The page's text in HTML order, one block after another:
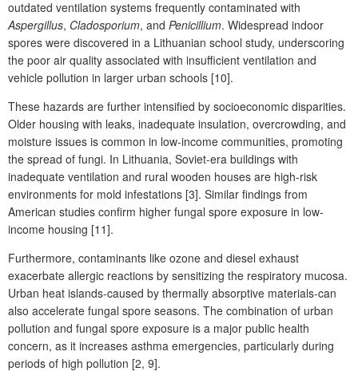
outdated ventilation systems frequently contaminated with
Aspergillus, Cladosporium, and Penicillium. Widespread indoor
spores were discovered in a Lithuanian school study, underscoring
the poor air quality associated with insufficient ventilation and
vehicle pollution in larger urban schools [10].
These hazards are further intensified by socioeconomic disparities.
Older housing with leaks, inadequate insulation, overcrowding, and
moisture issues is common in low-income communities, promoting
the spread of fungi. In Lithuania, Soviet-era buildings with
inadequate ventilation and rural wooden houses are high-risk
environments for mold infestations [3]. Similar findings from
American studies confirm higher fungal spore exposure in low-
income housing [11].
Furthermore, contaminants like ozone and diesel exhaust
exacerbate allergic reactions by sensitizing the respiratory mucosa.
Urban heat islands-caused by thermally absorptive materials-can
also accelerate fungal spore seasons. The combination of urban
pollution and fungal spore exposure is a major public health
concern, as it increases asthma emergencies, particularly during
periods of high pollution [2, 9].